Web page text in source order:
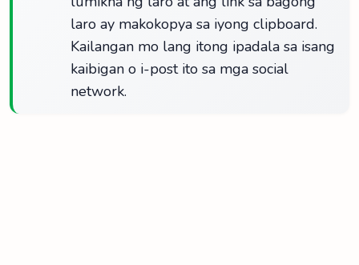
laro ay makokopya sa iyong clipboard.
Kailangan mo lang itong ipadala sa isang
kaibigan o i-post ito sa mga social
network.